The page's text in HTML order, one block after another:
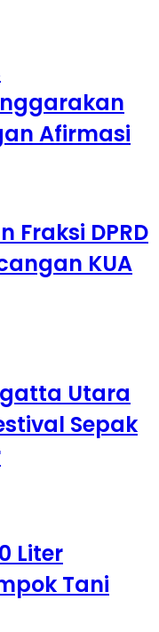
Afirmasi
Fraksi DPRD
KUA
Utara
Sepak
Liter
Tani